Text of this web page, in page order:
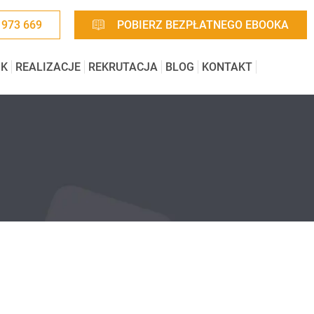
669 POBIERZ BEZPŁATNEGO EBOOKA
REALIZACJE REKRUTACJA BLOG KONTAKT